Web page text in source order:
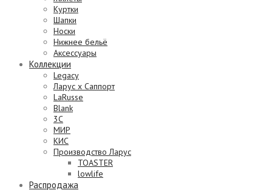
Куртки
Шапки
Носки
Нижнее бельё
Аксессуары
Коллекции
Legacy
Ларус х Саппорт
LaRusse
Blank
3C
МИР
КИС
Производство Ларус
TOASTER
lowlife
Распродажа